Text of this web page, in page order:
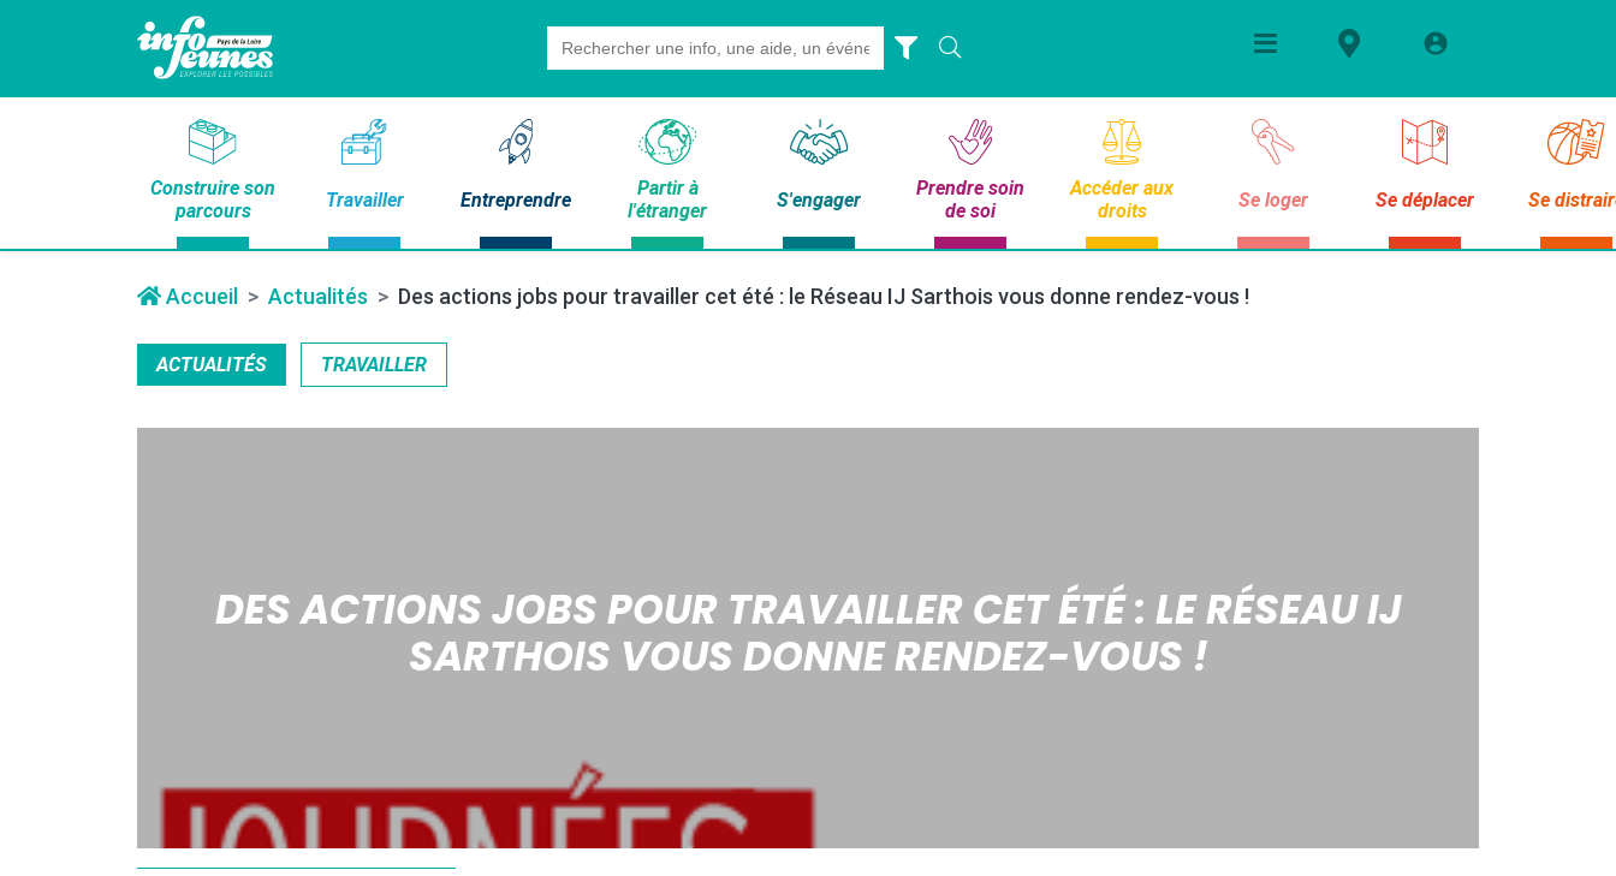
Search
for:
Construire son
parcours
Travailler Entreprendre
Partir à
l'étranger
S'engager
Prendre soin
de soi
Accéder aux
droits
Se loger Se déplacer Se
Accueil Actualités Des actions jobs pour travailler cet été : le Réseau IJ Sarthois vous donne rendez-vous !
ACTUALITÉS TRAVAILLER
DES ACTIONS JOBS POUR TRAVAILLER CET ÉTÉ : LE RÉSEAU IJ
SARTHOIS VOUS DONNE RENDEZ-VOUS !